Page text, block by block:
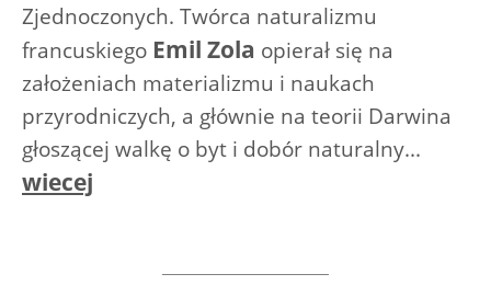
Zjednoczonych. Twórca naturalizmu
francuskiego Emil Zola opierał się na
założeniach materializmu i naukach
przyrodniczych, a głównie na teorii Darwina
głoszącej walkę o byt i dobór naturalny...
wiecej